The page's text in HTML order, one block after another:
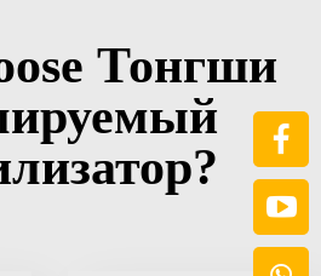
Тонгши